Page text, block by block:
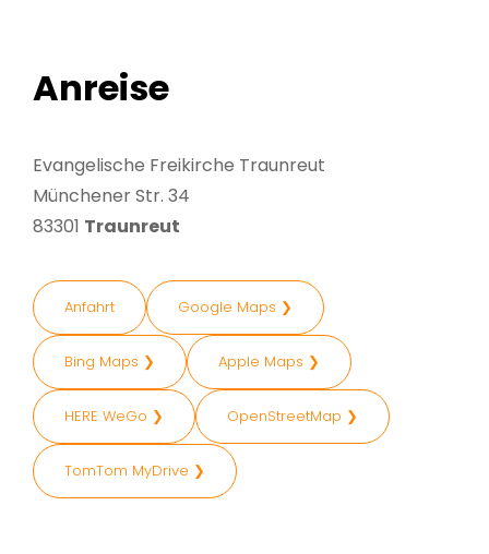
Anreise
Evangelische Freikirche Traunreut
Münchener Str. 34
83301 Traunreut
Anfahrt Google Maps ❯
Bing Maps ❯ Apple Maps ❯
HERE WeGo ❯ OpenStreetMap ❯
TomTom MyDrive ❯